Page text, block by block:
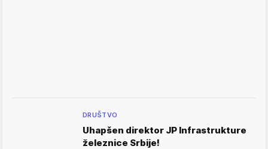
DRUŠTVO
Uhapšen direktor JP Infrastrukture
železnice Srbije!